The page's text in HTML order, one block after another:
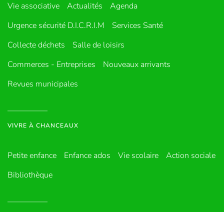
Vie associative Actualités
Agenda
Urgence sécurité D.I.C.R.I.M
Services Santé
Collecte déchets
Salle de loisirs
Commerces - Entreprises
Nouveaux arrivants
Revues municipales
VIVRE À CHANCEAUX
Petite enfance Enfance ados Vie scolaire
Action sociale
Bibliothèque